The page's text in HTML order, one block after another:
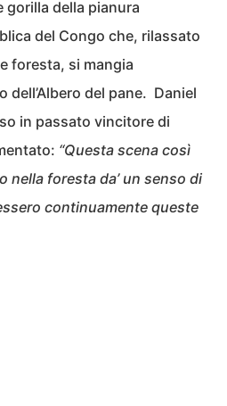
della pianura
del Congo che, rilassato
foresta, si mangia
del pane. Daniel
in passato vincitore di
“Questa scena così
nella foresta da’ un senso di
continuamente queste